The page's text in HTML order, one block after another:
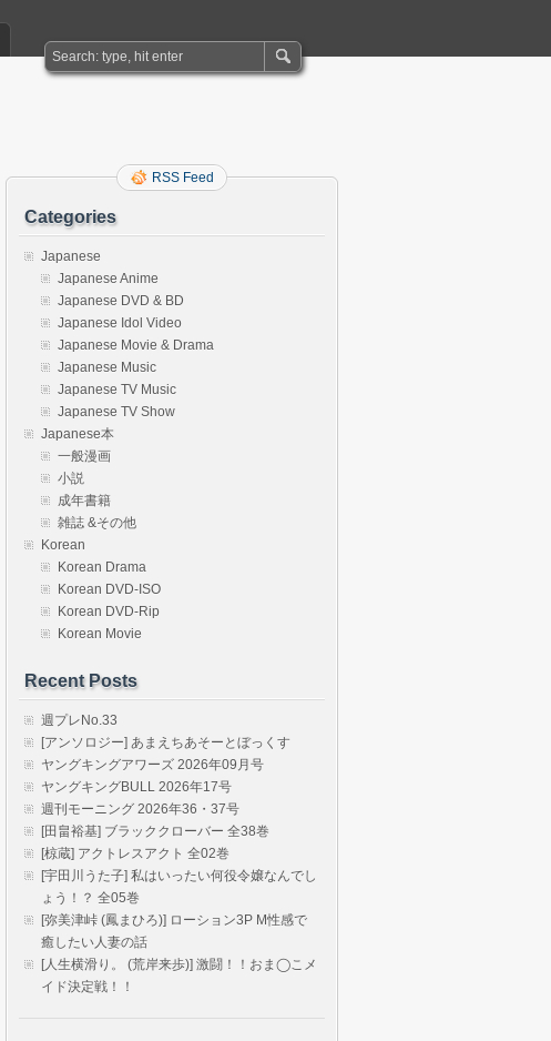
RSS Feed
Categories
Japanese
Japanese Anime
Japanese DVD & BD
Japanese Idol Video
Japanese Movie & Drama
Japanese Music
Japanese TV Music
Japanese TV Show
Japanese本
一般漫画
小説
成年書籍
雑誌 &その他
Korean
Korean Drama
Korean DVD-ISO
Korean DVD-Rip
Korean Movie
Recent Posts
週プレNo.33
[アンソロジー] あまえちあそーとぼっくす
ヤングキングアワーズ 2026年09月号
ヤングキングBULL 2026年17号
週刊モーニング 2026年36・37号
[田畠裕基] ブラッククローバー 全38巻
[椋蔵] アクトレスアクト 全02巻
[宇田川うた子] 私はいったい何役令嬢なんでし
ょう！？ 全05巻
[弥美津峠 (鳳まひろ)] ローション3P M性感で
癒したい人妻の話
[人生横滑り。 (荒岸来歩)] 激闘！！おま◯こメ
イド決定戦！！